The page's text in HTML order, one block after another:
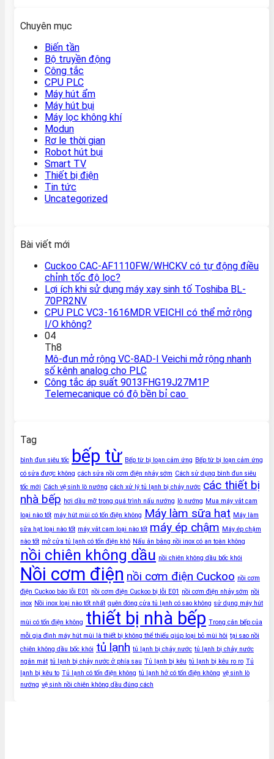
Chuyên mục
Biến tần
Bộ truyền động
Công tắc
CPU PLC
Máy hút ẩm
Máy hút bụi
Máy lọc không khí
Modun
Rơ le thời gian
Robot hút bụi
Smart TV
Thiết bị điện
Tin tức
Uncategorized
Bài viết mới
Cuckoo CAC-AF1110FW/WHCKV có tự động điều
chỉnh tốc độ lọc?
Lợi ích khi sử dụng máy xay sinh tố Toshiba BL-
70PR2NV
CPU PLC VC3-1616MDR VEICHI có thể mở rộng
I/O không?
04
Th8
Mô-đun mở rộng VC-8AD-I Veichi mở rộng nhanh
số kênh analog cho PLC
Công tắc áp suất 9013FHG19J27M1P
Telemecanique có độ bền bỉ cao
Tag
bình đun siêu tốc bếp từ Bếp từ bị loạn cảm ứng Bếp từ bị loạn cảm ứng
có sửa được không cách sửa nồi cơm điện nhảy sớm Cách sử dụng bình đun siêu
tốc mới Cách vệ sinh lò nướng cách xử lý tủ lạnh bị chảy nước các thiết bị
nhà bếp hơi dầu mỡ trong quá trình nấu nướng lò nướng Mua máy vắt cam
loại nào tốt máy hút mùi có tốn điện không Máy làm sữa hạt Máy làm
sữa hạt loại nào tốt máy vắt cam loại nào tốt máy ép chậm Máy ép chậm
nào tốt mở cửa tủ lạnh có tốn điện khô Nấu ăn bằng nồi inox có an toàn không
nồi chiên không dầu nồi chiên không dầu bốc khói
Nồi cơm điện nồi cơm điện Cuckoo nồi cơm
điện Cuckoo báo lỗi E01 nồi cơm điện Cuckoo bị lỗi E01 nồi cơm điện nhảy sớm nồi
inox Nồi inox loại nào tốt nhất quên đóng cửa tủ lạnh có sao không sử dụng máy hút
mùi có tốn điện không thiết bị nhà bếp Trong căn bếp của
mỗi gia đình máy hút mùi là thiết bị không thể thiếu giúp loại bỏ mùi hôi tại sao nồi
chiên không dầu bốc khói tủ lạnh tủ lạnh bị chảy nước tủ lạnh bị chảy nước
ngăn mát tủ lạnh bị chảy nước ở phía sau Tủ lạnh bị kêu tủ lạnh bị kêu ro ro Tủ
lạnh bị kêu to Tủ lạnh có tốn điện không tủ lạnh hở có tốn điện không vệ sinh lò
nướng vệ sinh nồi chiên không dầu đúng cách